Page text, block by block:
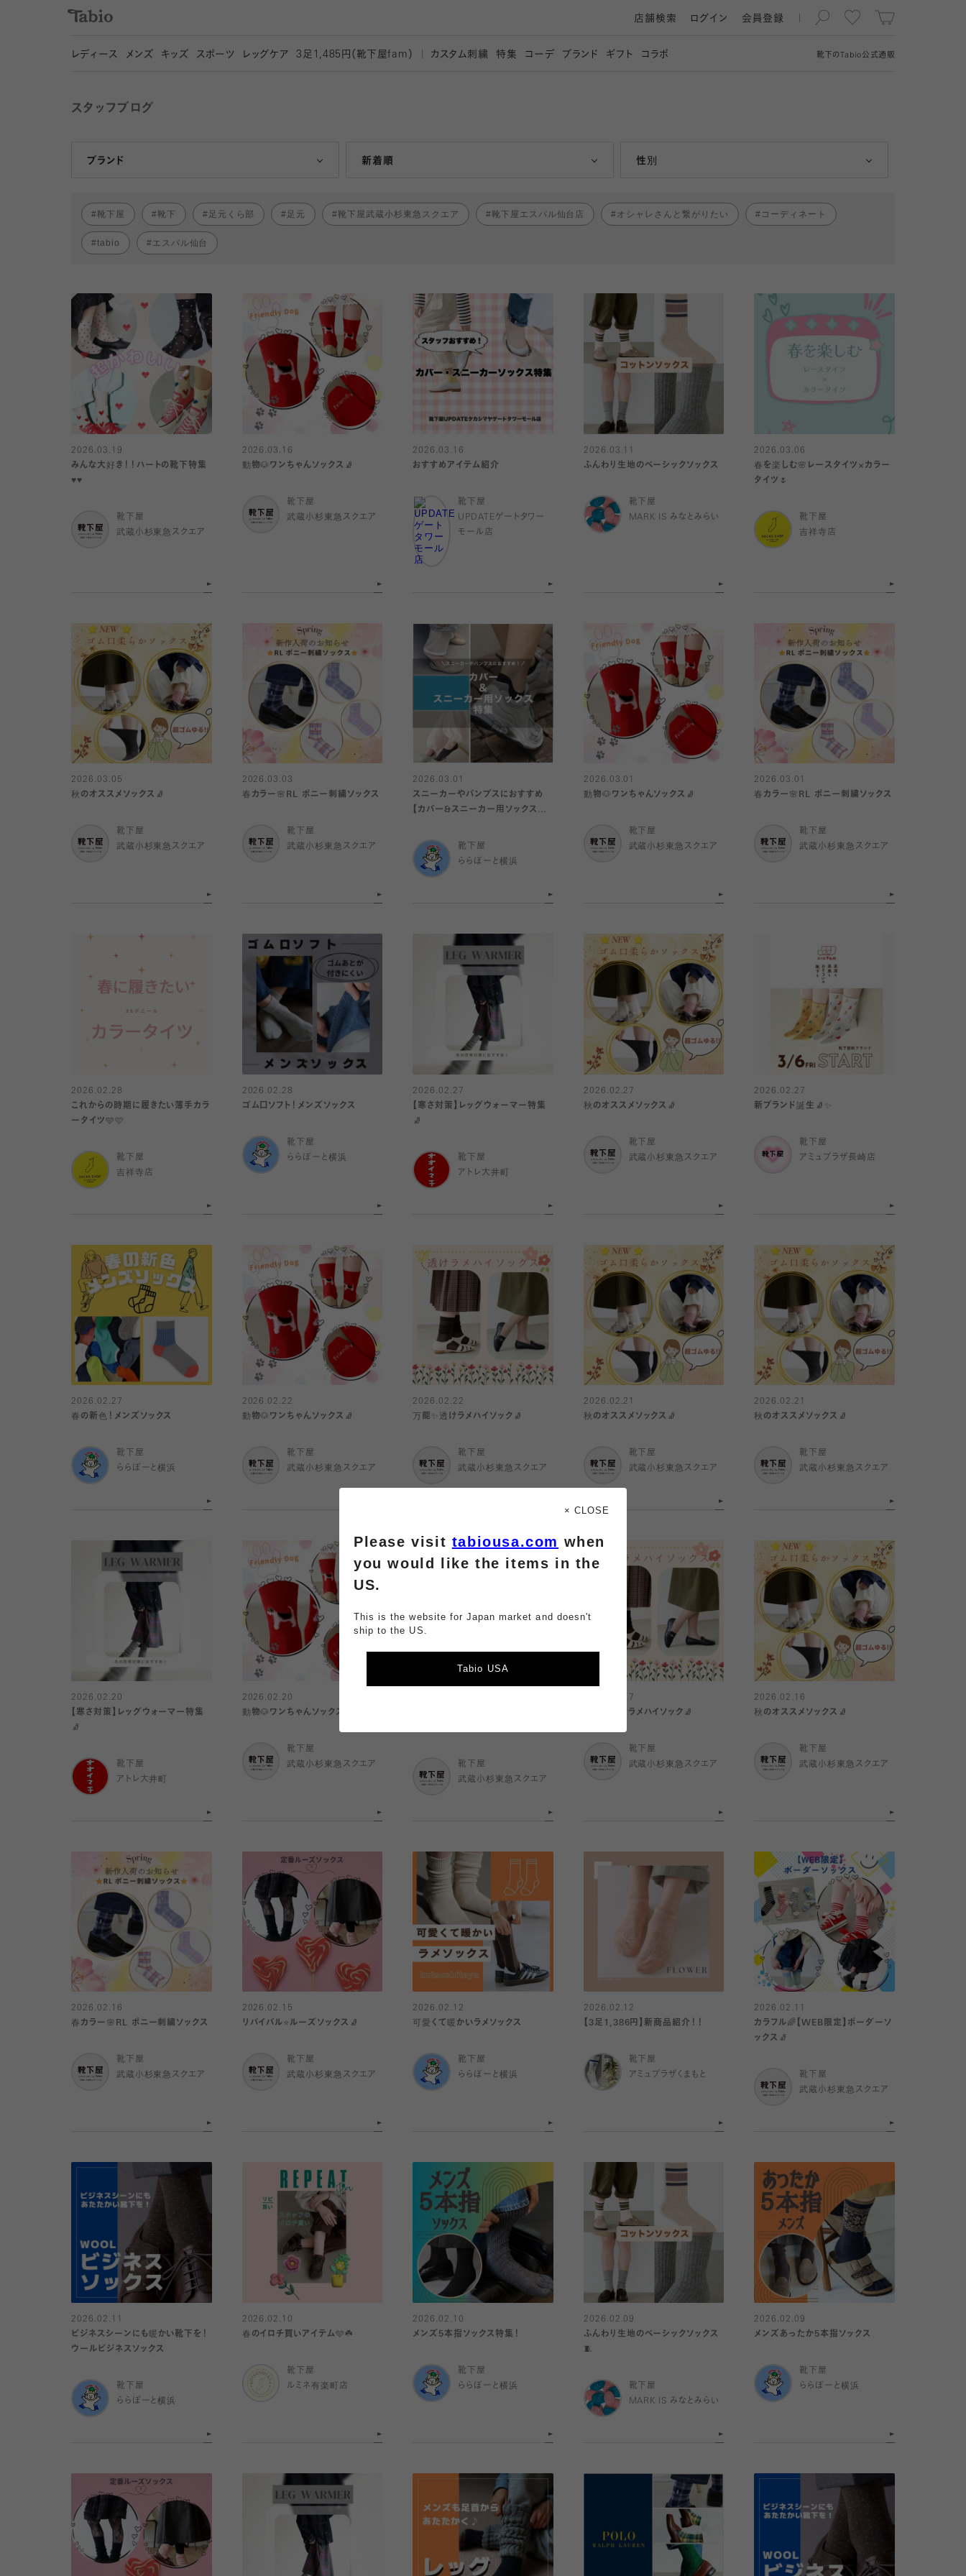
靴下の Tabio公式通販
店舗検索 ログイン 会員登録
レディース メンズ キッズ スポーツ レッグケア 3 足1,485円（靴下屋fam） カスタム刺繍 特集 コーデ ブランド ギフト コラボ
スタッフブログ
ブランド
Tabio 新着順
人気ランキング順 性別
女性
靴下屋 靴下 足元くら部 足元 靴下屋武蔵小杉東急スクエア 靴下屋エスパル仙台店 オシャレさんと繋がりたい コーディネート
tabio エスパル仙台
2026.03.19
みんな大好き！！ハートの靴下特集
♥️♥️
靴下屋
武蔵小杉東急スクエア
2026.03.16
動物🐶ワンちゃんソックス🧦
靴下屋
武蔵小杉東急スクエア
2026.03.16
おすすめアイテム紹介
靴下屋
UPDATEゲートタワー
モール店
2026.03.11
ふんわり生地のベーシックソックス
靴下屋
MARK IS みなとみらい
2026.03.06
春を楽しむ🌸レースタイツ×カラー
タイツ🌷
靴下屋
吉祥寺店
2026.03.05
秋のオススメソックス🧦
靴下屋
武蔵小杉東急スクエア
2026.03.03
春カラー🌸RL ポニー刺繍ソックス
靴下屋
武蔵小杉東急スクエア
2026.03.01
スニーカーやパンプスにおすすめ
【カバー&スニーカー用ソックス特
靴下屋
ららぽーと横浜
2026.03.01
動物🐶ワンちゃんソックス🧦
靴下屋
武蔵小杉東急スクエア
2026.03.01
春カラー🌸RL ポニー刺繍ソックス
靴下屋
武蔵小杉東急スクエア
2026.02.28
これからの時期に履きたい薄手カラ
ータイツ🩵🩷
靴下屋
吉祥寺店
2026.02.28
ゴム口ソフト！メンズソックス
靴下屋
ららぽーと横浜
2026.02.27
【寒さ対策】レッグウォーマー特集
🧦
靴下屋
アトレ大井町
2026.02.27
秋のオススメソックス🧦
靴下屋
武蔵小杉東急スクエア
2026.02.27
新ブランド誕生🧦✨
靴下屋
アミュプラザ長崎店
2026.02.27
春の新色！メンズソックス
靴下屋
ららぽーと横浜
2026.02.22
動物🐶ワンちゃんソックス🧦
靴下屋
武蔵小杉東急スクエア
2026.02.22
万能✨透けラメハイソック🧦
靴下屋
武蔵小杉東急スクエア
2026.02.21
秋のオススメソックス🧦
靴下屋
武蔵小杉東急スクエア
2026.02.21
秋のオススメソックス🧦
靴下屋
武蔵小杉東急スクエア
2026.02.20
【寒さ対策】レッグウォーマー特集
🧦
靴下屋
アトレ大井町
2026.02.20
動物🐶ワンちゃんソックス🧦
靴下屋
武蔵小杉東急スクエア
靴下屋
武蔵小杉東急スクエア
2026.02.17
万能✨透けラメハイソック🧦
靴下屋
武蔵小杉東急スクエア
2026.02.16
秋のオススメソックス🧦
靴下屋
武蔵小杉東急スクエア
2026.02.16
春カラー🌸RL ポニー刺繍ソックス
靴下屋
武蔵小杉東急スクエア
2026.02.15
リバイバル⭐️ルーズソックス🧦
靴下屋
武蔵小杉東急スクエア
2026.02.12
可愛くて暖かいラメソックス
靴下屋
ららぽーと横浜
2026.02.12
【3足1,386円】新商品紹介！！
靴下屋
アミュプラザくまもと
2026.02.11
カラフル🌈【WEB限定】ボーダーソ
ックス🧦
靴下屋
武蔵小杉東急スクエア
2026.02.11
ビジネスシーンにも暖かい靴下を！
ウールビジネスソックス
靴下屋
ららぽーと横浜
2026.02.10
春のイロチ買いアイテム🩵☘️
靴下屋
ルミネ有楽町店
2026.02.10
メンズ5本指ソックス特集！
靴下屋
ららぽーと横浜
2026.02.09
ふんわり生地のベーシックソックス
🧵
靴下屋
MARK IS みなとみらい
2026.02.09
メンズあったか5本指ソックス
靴下屋
ららぽーと横浜
× CLOSE
Please visit tabiousa.com when
you would like the items in the
US.
This is the website for Japan market and doesn't
ship to the US.
Tabio USA